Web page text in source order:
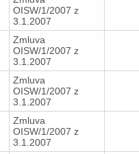
OISW/1/2007 z
3.1.2007
Zmluva
OISW/1/2007 z
3.1.2007
Zmluva
OISW/1/2007 z
3.1.2007
Zmluva
OISW/1/2007 z
3.1.2007